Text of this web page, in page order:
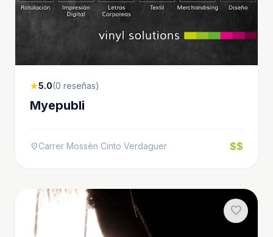
star5.0(0 reseñas)
Myepubli
location_onCarrer Mossèn Cinto Verdaguer $$
favorite